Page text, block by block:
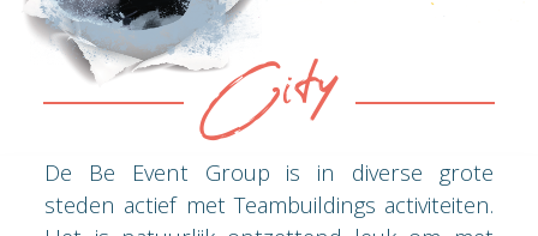
City
City
De Be Event Group is in diverse grote
steden actief met Teambuildings activiteiten.